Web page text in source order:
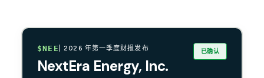
$NEE | 2026 年第一季度财报发布
NextEra Energy, Inc.
已确认